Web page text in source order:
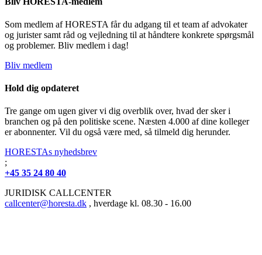
Som medlem af HORESTA får du adgang til et team af advokater
og jurister samt råd og vejledning til at håndtere konkrete spørgsmål
og problemer. Bliv medlem i dag!
Bliv medlem
Hold dig opdateret
Tre gange om ugen giver vi dig overblik over, hvad der sker i
branchen og på den politiske scene. Næsten 4.000 af dine kolleger
er abonnenter. Vil du også være med, så tilmeld dig herunder.
HORESTAs nyhedsbrev
;
+45 35 24 80 40
JURIDISK CALLCENTER
callcenter@horesta.dk , hverdage kl. 08.30 - 16.00